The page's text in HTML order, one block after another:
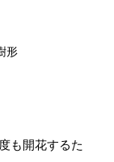
形
も開花するた